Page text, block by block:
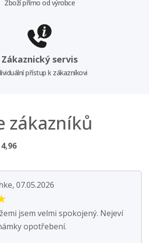
Zboží přímo od výrobce
Zákaznický servis
přístup k zákazníkovi
zákazníků
4,96
07.05.2026
jsem velmi spokojený. Nejeví
opotřebení.